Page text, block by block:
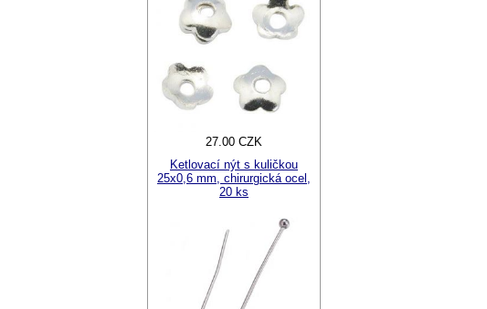
27.00 CZK
Ketlovací nýt s kuličkou
25x0,6 mm, chirurgická ocel,
20 ks